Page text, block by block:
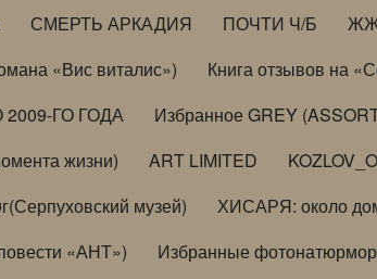
СМЕРТЬ АРКАДИЯ ПОЧТИ Ч/Б ЖЖ
«Вис виталис»)
Книга отзывов на
ГО ГОДА
Избранное GREY
жизни)
ART LIMITED
музей)
ХИСАРЯ: около
«АНТ»)
Избранные